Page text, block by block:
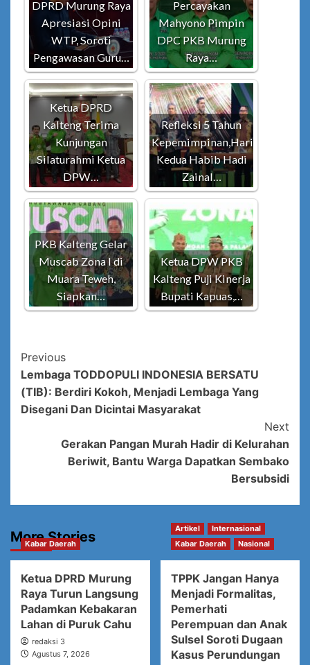
DPRD Murung Raya
Apresiasi Opini
WTP, Soroti
Pengawasan Guru…
Percayakan
Mahyono Pimpin
DPC PKB Murung
Raya…
Ketua DPRD
Kalteng Terima
Kunjungan
Silaturahmi Ketua
DPW…
Refleksi 5 Tahun
Kepemimpinan,Hari
Kedua Habib Hadi
Zainal…
PKB Kalteng Gelar
Muscab Zona I di
Muara Teweh,
Siapkan…
Ketua DPW PKB
Kalteng Puji Kinerja
Bupati Kapuas,…
Post
Navigation
Previous
Lembaga TODDOPULI INDONESIA BERSATU
(TIB): Berdiri Kokoh, Menjadi Lembaga Yang
Disegani Dan Dicintai Masyarakat
Next
Gerakan Pangan Murah Hadir di Kelurahan
Beriwit, Bantu Warga Dapatkan Sembako
Bersubsidi
More Stories
Kabar Daerah
Ketua DPRD Murung
Raya Turun Langsung
Padamkan Kebakaran
Lahan di Puruk Cahu
redaksi 3
Agustus 7, 2026
Artikel
Internasional
Kabar Daerah
Nasional
TPPK Jangan Hanya
Menjadi Formalitas,
Pemerhati
Perempuan dan Anak
Sulsel Soroti Dugaan
Kasus Perundungan